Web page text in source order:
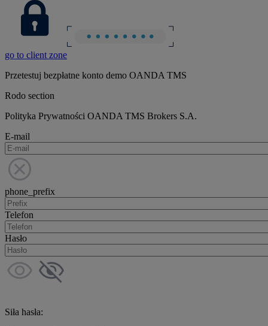
go to client zone
Przetestuj bezpłatne konto demo OANDA TMS
Rodo section
Polityka Prywatności OANDA TMS Brokers S.A.
E-mail
phone_prefix
Telefon
Hasło
Siła hasła: